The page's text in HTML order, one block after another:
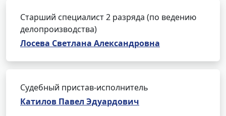
Старший специалист 2 разряда (по ведению
делопроизводства)
Лосева Светлана Александровна
Судебный пристав-исполнитель
Катилов Павел Эдуардович